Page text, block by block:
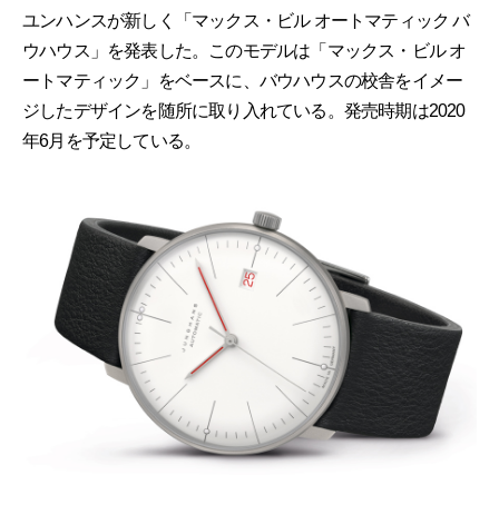
ユンハンスが新しく「マックス・ビル オートマティック バ
ウハウス」を発表した。このモデルは「マックス・ビル オ
ートマティック」をベースに、バウハウスの校舎をイメー
ジしたデザインを随所に取り入れている。発売時期は2020
年6月を予定している。